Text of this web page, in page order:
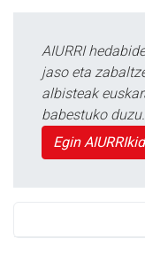
AIURRI
jaso eta
albisteak
babestuko duzu.
Egin